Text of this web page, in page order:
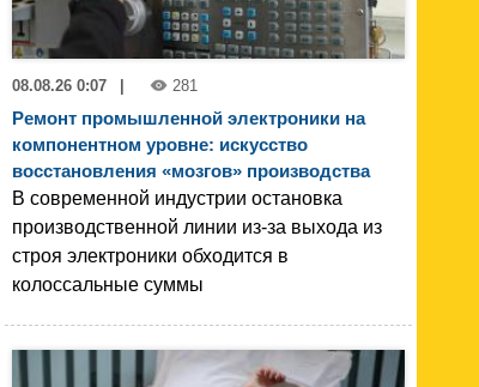
08.08.26 0:07 281
Ремонт промышленной электроники на
компонентном уровне: искусство
восстановления «мозгов» производства
В современной индустрии остановка
производственной линии из-за выхода из
строя электроники обходится в
колоссальные суммы